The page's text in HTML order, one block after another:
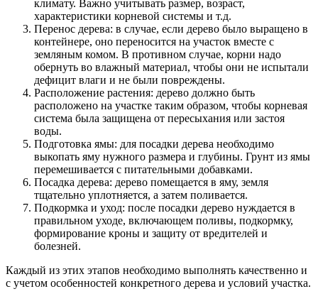
климату. Важно учитывать размер, возраст,
характеристики корневой системы и т.д.
Перенос дерева: в случае, если дерево было выращено в
контейнере, оно переносится на участок вместе с
земляным комом. В противном случае, корни надо
обернуть во влажный материал, чтобы они не испытали
дефицит влаги и не были повреждены.
Расположение растения: дерево должно быть
расположено на участке таким образом, чтобы корневая
система была защищена от пересыхания или застоя
воды.
Подготовка ямы: для посадки дерева необходимо
выкопать яму нужного размера и глубины. Грунт из ямы
перемешивается с питательными добавками.
Посадка дерева: дерево помещается в яму, земля
тщательно уплотняется, а затем поливается.
Подкормка и уход: после посадки дерево нуждается в
правильном уходе, включающем поливы, подкормку,
формирование кроны и защиту от вредителей и
болезней.
Каждый из этих этапов необходимо выполнять качественно и
с учетом особенностей конкретного дерева и условий участка.